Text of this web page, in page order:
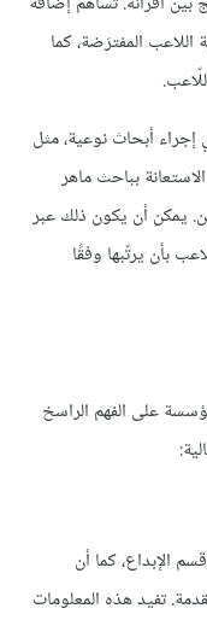
المفترَضة، كما
أبحاث نوعية، مثل
بباحث ماهر
يمكن أن يكون ذلك عبر
بأن يرتّبها وفقًا
على الفهم الراسخ
الإبداع، كما أن
تفيد هذه المعلومات